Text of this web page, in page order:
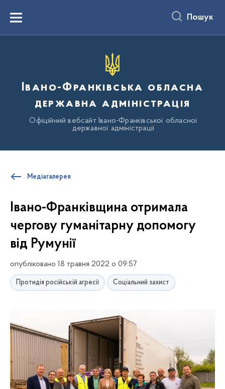
вмістуMenu Пошук
Івано-Франківська обласна
державна адміністрація
Офіційний вебсайт Івано-Франківської обласної
державної адміністрації
Медіагалерея
Івано-Франківщина отримала
чергову гуманітарну допомогу
від Румунії
опубліковано 18 травня 2022 о 09:57
Протидія російській агресії Соціальний захист